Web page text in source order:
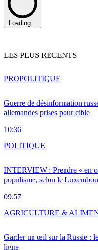
Loading...
LES PLUS RÉCENTS
Guerre de désinformation
allemandes prises pour cible
10:36
PROPOLITIQUE
INTERVIEW : Prendre « en
populisme, selon le
09:57
POLITIQUE
Garder un œil sur la Russie :
ligne
AGRICULTURE &